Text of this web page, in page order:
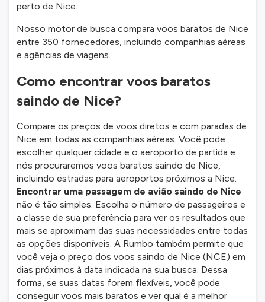
perto de Nice.
Nosso motor de busca compara voos baratos de Nice
entre 350 fornecedores, incluindo companhias aéreas
e agências de viagens.
Como encontrar voos baratos
saindo de Nice?
Compare os preços de voos diretos e com paradas de
Nice em todas as companhias aéreas. Você pode
escolher qualquer cidade e o aeroporto de partida e
nós procuraremos voos baratos saindo de Nice,
incluindo estradas para aeroportos próximos a Nice.
Encontrar uma passagem de avião saindo de Nice
não é tão simples. Escolha o número de passageiros e
a classe de sua preferência para ver os resultados que
mais se aproximam das suas necessidades entre todas
as opções disponíveis. A Rumbo também permite que
você veja o preço dos voos saindo de Nice (NCE) em
dias próximos à data indicada na sua busca. Dessa
forma, se suas datas forem flexíveis, você pode
conseguir voos mais baratos e ver qual é a melhor